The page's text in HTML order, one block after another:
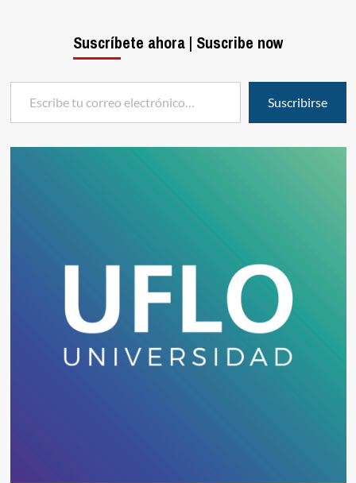
Suscríbete ahora | Suscribe now
Escribe tu correo electrónico…
Suscribirse